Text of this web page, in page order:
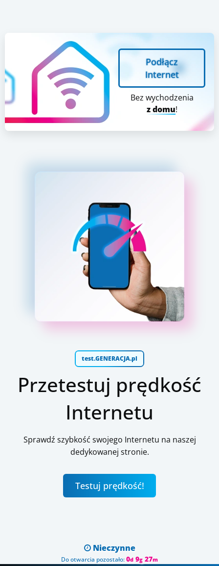
Podłącz
Internet
Bez wychodzenia
z domu!
test.GENERACJA.pl
Przetestuj prędkość
Internetu
Sprawdź szybkość swojego Internetu na naszej
dedykowanej stronie.
Testuj prędkość!
 Nieczynne
Do otwarcia pozostało:0d 9g 27m